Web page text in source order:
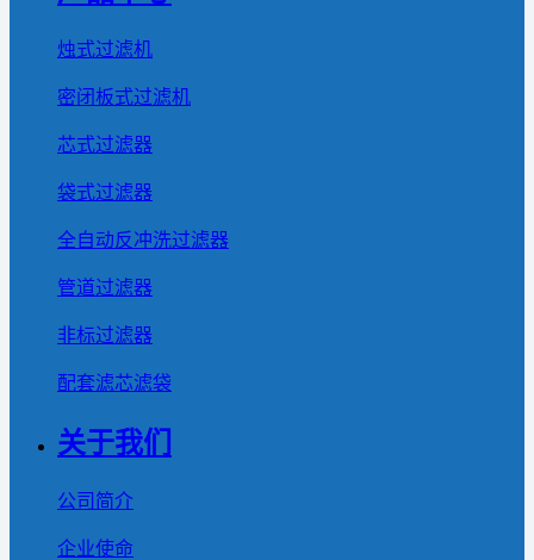
烛式过滤机
密闭板式过滤机
芯式过滤器
袋式过滤器
全自动反冲洗过滤器
管道过滤器
非标过滤器
配套滤芯滤袋
关于我们
公司简介
企业使命